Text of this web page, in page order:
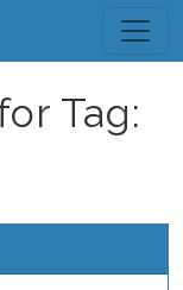
Tag: